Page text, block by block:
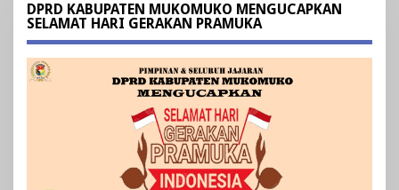
DPRD KABUPATEN MUKOMUKO MENGUCAPKAN
SELAMAT HARI GERAKAN PRAMUKA